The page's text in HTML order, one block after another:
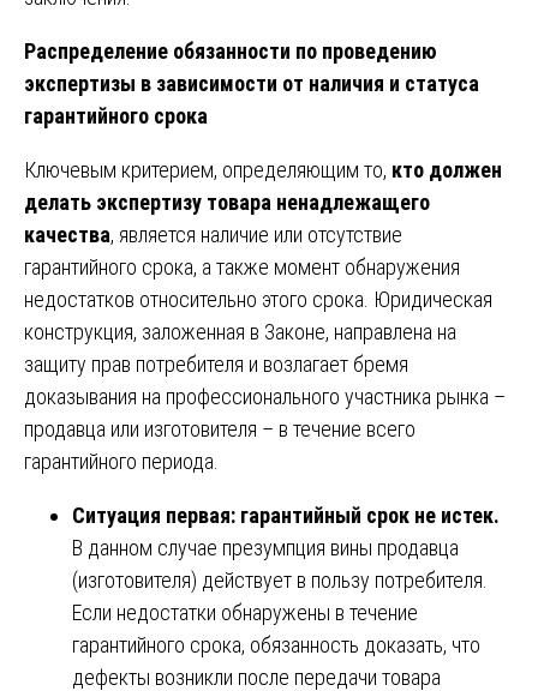
Распределение обязанности по проведению
экспертизы в зависимости от наличия и статуса
гарантийного срока
Ключевым критерием, определяющим то, кто должен
делать экспертизу товара ненадлежащего
качества, является наличие или отсутствие
гарантийного срока, а также момент обнаружения
недостатков относительно этого срока. Юридическая
конструкция, заложенная в Законе, направлена на
защиту прав потребителя и возлагает бремя
доказывания на профессионального участника рынка –
продавца или изготовителя – в течение всего
гарантийного периода.
Ситуация первая: гарантийный срок не истек.
В данном случае презумпция вины продавца
(изготовителя) действует в пользу потребителя.
Если недостатки обнаружены в течение
гарантийного срока, обязанность доказать, что
дефекты возникли после передачи товара